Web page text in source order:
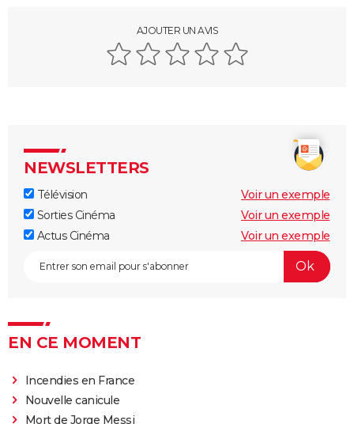
AJOUTER UN AVIS
NEWSLETTERS
Télévision
Voir un exemple
Sorties Cinéma
Voir un exemple
Actus Cinéma
Voir un exemple
EN CE MOMENT
Incendies en France
Nouvelle canicule
Mort de Jorge Messi